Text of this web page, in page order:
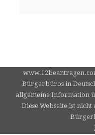
Bürgerbüros in
allgemeine Information
Diese Webseite ist